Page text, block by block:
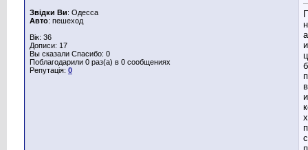
Звідки Ви: Одесса
Авто: пешеход
Вік: 36
Дописи: 17
Вы сказали Спасибо: 0
Поблагодарили 0 раз(а) в 0 сообщениях
Репутація: 0